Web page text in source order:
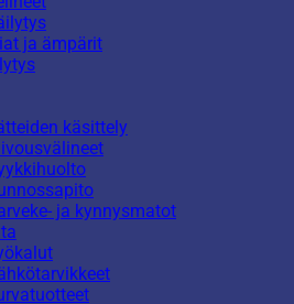
ja ämpärit
käsittely
ja kynnysmatot